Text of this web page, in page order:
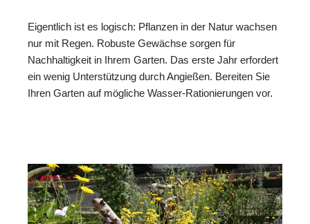
Eigentlich ist es logisch: Pflanzen in der Natur wachsen
nur mit Regen. Robuste Gewächse sorgen für
Nachhaltigkeit in Ihrem Garten. Das erste Jahr erfordert
ein wenig Unterstützung durch Angießen. Bereiten Sie
Ihren Garten auf mögliche Wasser-Rationierungen vor.